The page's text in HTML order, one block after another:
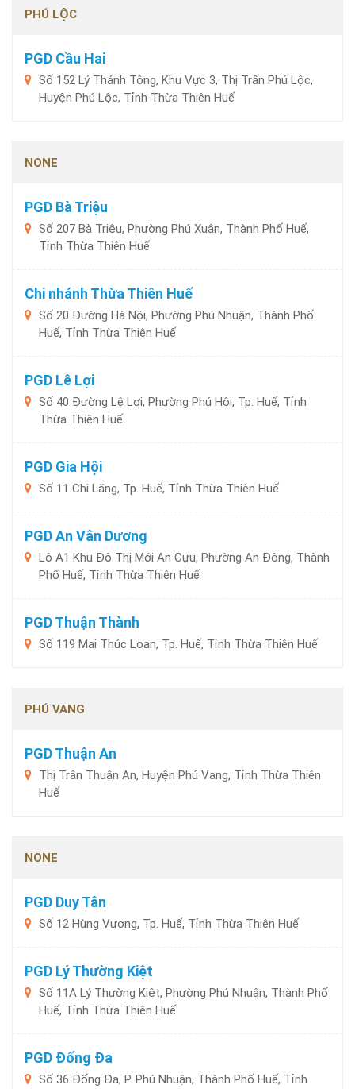
PHÚ LỘC
PGD Cầu Hai
Số 152 Lý Thánh Tông, Khu Vực 3, Thị Trấn Phú Lộc,
Huyện Phú Lộc, Tỉnh Thừa Thiên Huế
NONE
PGD Bà Triệu
Số 207 Bà Triệu, Phường Phú Xuân, Thành Phố Huế,
Tỉnh Thừa Thiên Huế
Chi nhánh Thừa Thiên Huế
Số 20 Đường Hà Nội, Phường Phú Nhuận, Thành Phố
Huế, Tỉnh Thừa Thiên Huế
PGD Lê Lợi
Số 40 Đường Lê Lợi, Phường Phú Hội, Tp. Huế, Tỉnh
Thừa Thiên Huế
PGD Gia Hội
Số 11 Chi Lăng, Tp. Huế, Tỉnh Thừa Thiên Huế
PGD An Vân Dương
Lô A1 Khu Đô Thị Mới An Cựu, Phường An Đông, Thành
Phố Huế, Tỉnh Thừa Thiên Huế
PGD Thuận Thành
Số 119 Mai Thúc Loan, Tp. Huế, Tỉnh Thừa Thiên Huế
PHÚ VANG
PGD Thuận An
Thị Trân Thuận An, Huyện Phú Vang, Tỉnh Thừa Thiên
Huế
NONE
PGD Duy Tân
Số 12 Hùng Vương, Tp. Huế, Tỉnh Thừa Thiên Huế
PGD Lý Thường Kiệt
Số 11A Lý Thường Kiệt, Phường Phú Nhuận, Thành Phố
Huế, Tỉnh Thừa Thiên Huế
PGD Đống Đa
Số 36 Đống Đa, P. Phú Nhuận, Thành Phố Huế, Tỉnh